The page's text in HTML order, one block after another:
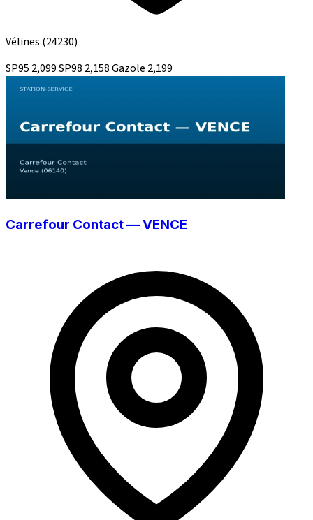
Vélines (24230)
SP95 2,099SP98 2,158Gazole 2,199
Carrefour Contact — VENCE